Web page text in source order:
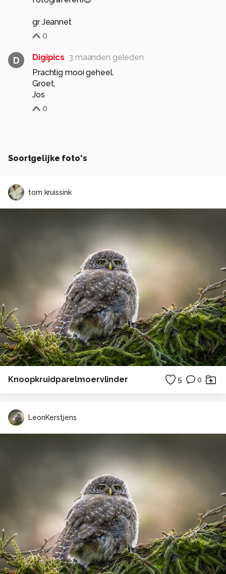
gr Jeannet
0
D Digipics 3 maanden geleden
Prachtig mooi geheel.
Groet,
Jos
0
Soortgelijke foto's
tom kruissink
Knoopkruidparelmoervlinder 5 0
LeonKerstjens